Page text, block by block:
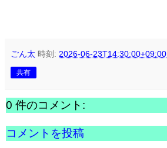
ごん太 時刻: 2026-06-23T14:30:00+09:00
共有
0 件のコメント:
コメントを投稿